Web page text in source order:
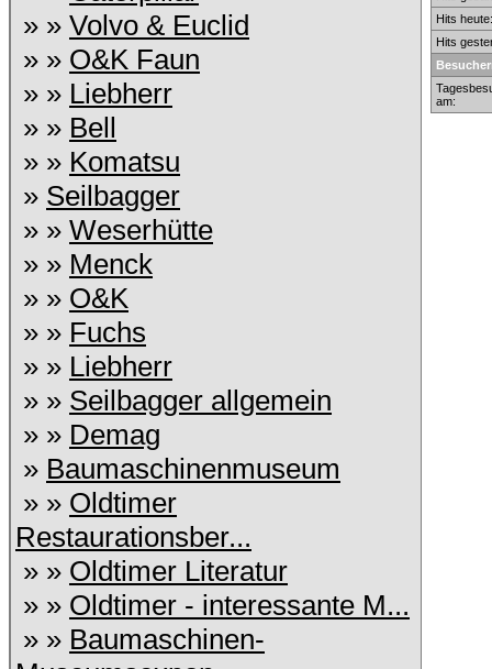
» » Volvo & Euclid
» » O&K Faun
» » Liebherr
» » Bell
» » Komatsu
» Seilbagger
» » Weserhütte
» » Menck
» » O&K
» » Fuchs
» » Liebherr
» » Seilbagger allgemein
» » Demag
» Baumaschinenmuseum
» » Oldtimer
Restaurationsber...
» » Oldtimer Literatur
» » Oldtimer - interessante M...
» » Baumaschinen-
Hits heute:
Hits
am: